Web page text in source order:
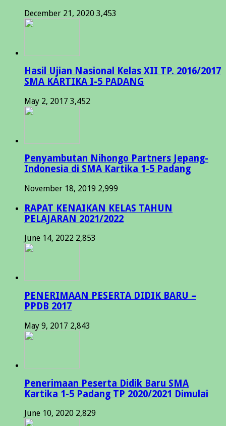
December 21, 2020 3,453
Hasil Ujian Nasional Kelas XII TP. 2016/2017
SMA KARTIKA I-5 PADANG
May 2, 2017 3,452
Penyambutan Nihongo Partners Jepang-
Indonesia di SMA Kartika 1-5 Padang
November 18, 2019 2,999
RAPAT KENAIKAN KELAS TAHUN
PELAJARAN 2021/2022
June 14, 2022 2,853
PENERIMAAN PESERTA DIDIK BARU –
PPDB 2017
May 9, 2017 2,843
Penerimaan Peserta Didik Baru SMA
Kartika 1-5 Padang TP 2020/2021 Dimulai
June 10, 2020 2,829